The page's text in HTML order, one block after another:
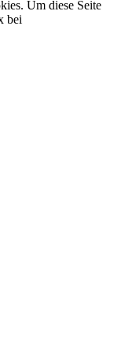
Um diese Seite
bei